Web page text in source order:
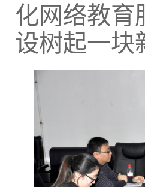
化网络教育
设树起一块